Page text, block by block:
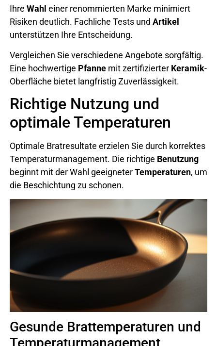
Ihre Wahl einer renommierten Marke minimiert
Risiken deutlich. Fachliche Tests und Artikel
unterstützen Ihre Entscheidung.
Vergleichen Sie verschiedene Angebote sorgfältig.
Eine hochwertige Pfanne mit zertifizierter Keramik-
Oberfläche bietet langfristig Zuverlässigkeit.
Richtige Nutzung und
optimale Temperaturen
Optimale Bratresultate erzielen Sie durch korrektes
Temperaturmanagement. Die richtige Benutzung
beginnt mit der Wahl geeigneterTemperaturen, um
die Beschichtung zu schonen.
Gesunde Brattemperaturen und